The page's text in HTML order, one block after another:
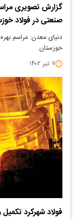
گزارش تصویری
صنعتی در فولاد
دنیای معدن: مراسم
خوزستان
۷ تیر ۱۴۰۲
فولاد شهرکرد تکمیل